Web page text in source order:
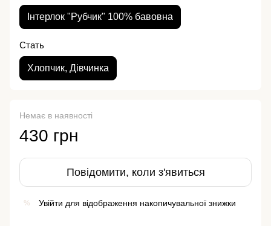
Інтерлок "Рубчик" 100% бавовна
Стать
Хлопчик, Дівчинка
Немає в наявності
430 грн
Повідомити, коли з'явиться
% Увійти для відображення накопичувальної знижки